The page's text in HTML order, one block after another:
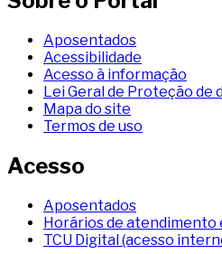
Aposentados
Acessibilidade
Acesso à informação
Lei Geral de Proteção de
Mapa do site
Termos de uso
Acesso
Aposentados
Horários de atendimento
TCU Digital (acesso